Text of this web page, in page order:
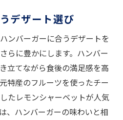
デザート選び
ンバーガーに合うデザートを
らに豊かにします。ハンバー
立てながら食後の満足感を高
特産のフルーツを使ったチー
たレモンシャーベットが人気
、ハンバーガーの味わいと相